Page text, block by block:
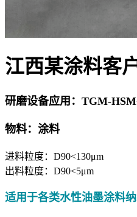
江西某涂料客
研磨设备应用：TGM-
物料：涂料
进料粒度：D90<130μm
出料粒度：D90<5μm
适用于各类水性油墨涂料